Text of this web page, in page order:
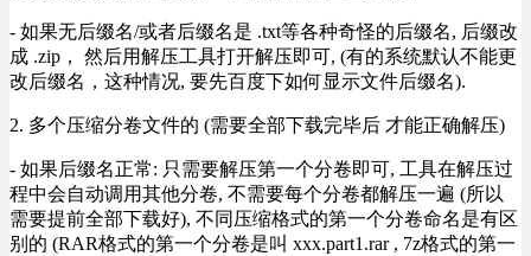
- 如果无后缀名/或者后缀名是 .txt等各种奇怪的后缀名, 后缀改
成 .zip， 然后用解压工具打开解压即可, (有的系统默认不能更
改后缀名，这种情况, 要先百度下如何显示文件后缀名).
2. 多个压缩分卷文件的 (需要全部下载完毕后 才能正确解压)
- 如果后缀名正常: 只需要解压第一个分卷即可, 工具在解压过
程中会自动调用其他分卷, 不需要每个分卷都解压一遍 (所以
需要提前全部下载好), 不同压缩格式的第一个分卷命名是有区
别的 (RAR格式的第一个分卷是叫 xxx.part1.rar , 7z格式的第一